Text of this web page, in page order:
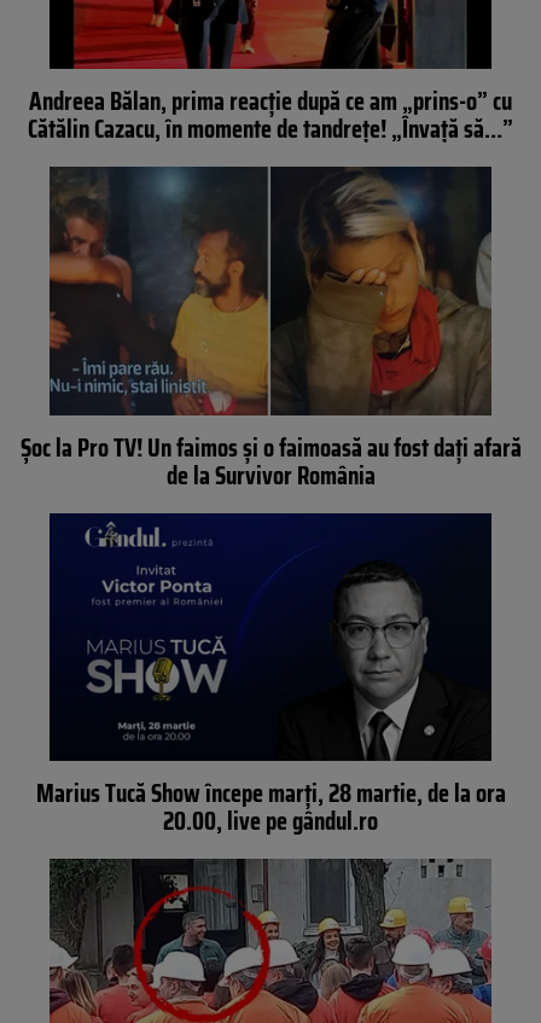
Andreea Bălan, prima reacţie după ce am „prins-o” cu
Cătălin Cazacu, în momente de tandreţe! „Învaţă să…”
Şoc la Pro TV! Un faimos şi o faimoasă au fost daţi afară
de la Survivor România
Marius Tucă Show începe marți, 28 martie, de la ora
20.00, live pe gândul.ro